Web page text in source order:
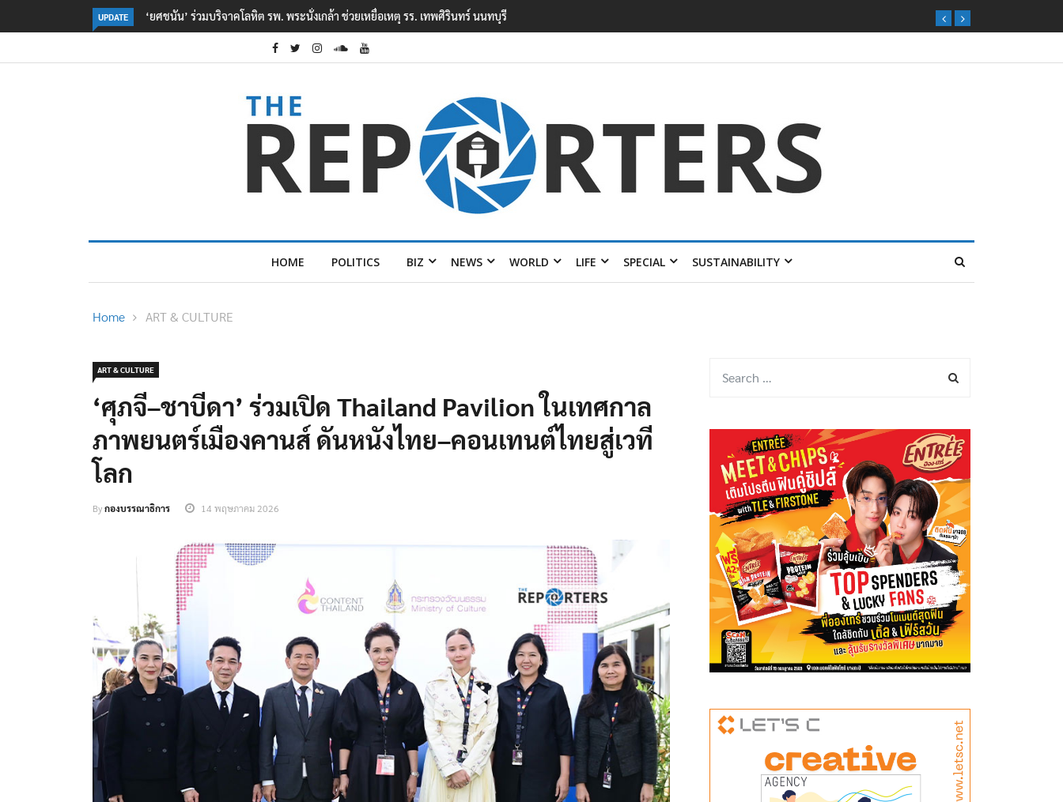
UPDATE ตร. อยู่ระหว่างสอบสวนแรงจูงใจ เหตุยิงในโรงเรียนเทพศิรินทร์ นนทบุรี พบเด็กก่อเหตุเครียดเรื่องเรียน
HOME POLITICS BIZ NEWS WORLD LIFE SPECIAL SUSTAINABILITY
Home ART & CULTURE
ART & CULTURE
‘ศุภจี–ชาบีดา’ ร่วมเปิด Thailand Pavilion ในเทศกาล
ภาพยนตร์เมืองคานส์ ดันหนังไทย–คอนเทนต์ไทยสู่เวที
โลก
Byกองบรรณาธิการ 14 พฤษภาคม 2026